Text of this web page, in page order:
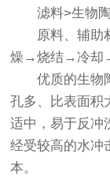
滤料>生物陶
原料、辅助
燥→烧结→冷却
优质的生物陶
孔多、比表面积
适中，易于反冲
经受较高的水冲
本。